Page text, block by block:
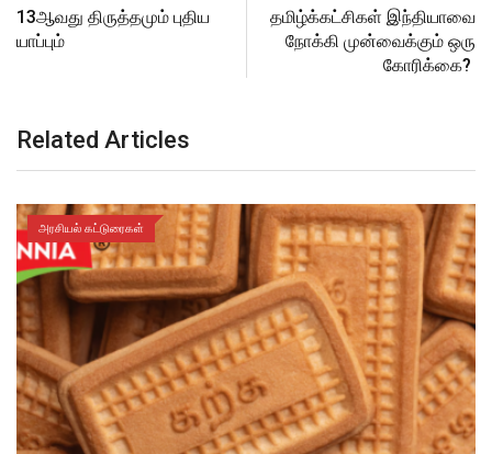
13ஆவது திருத்தமும் புதிய
யாப்பும்
தமிழ்க்கட்சிகள் இந்தியாவை
நோக்கி முன்வைக்கும் ஒரு
கோரிக்கை?
Related Articles
அரசியல் கட்டுரைகள்